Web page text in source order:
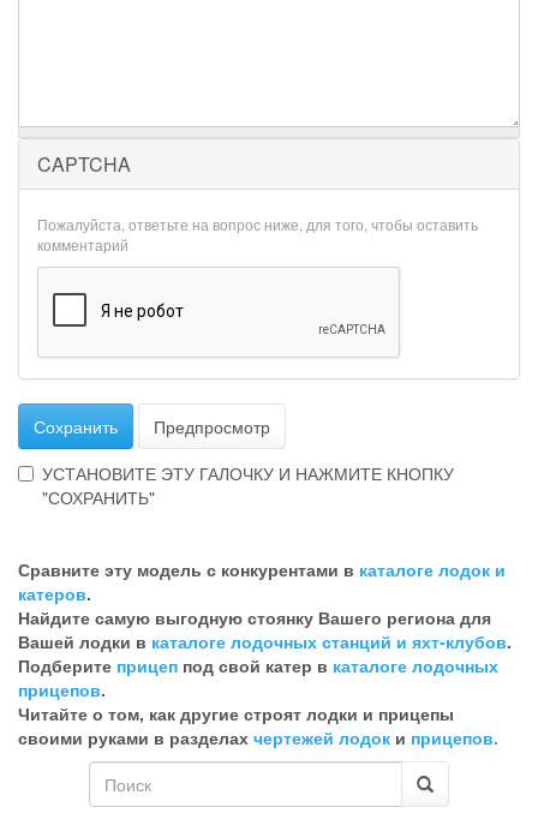
CAPTCHA
Пожалуйста, ответьте на вопрос ниже, для того, чтобы оставить
комментарий
Сохранить
Предпросмотр
УСТАНОВИТЕ ЭТУ ГАЛОЧКУ И НАЖМИТЕ КНОПКУ
"СОХРАНИТЬ"
говорит
о
том,
что
Вы
хотите
ненужный
комментарий
Сравните эту модель с конкурентами в каталоге лодок и
катеров.
Найдите самую выгодную стоянку Вашего региона для
Вашей лодки в каталоге лодочных станций и яхт-клубов.
Подберите прицеп под свой катер в каталоге лодочных
прицепов.
Читайте о том, как другие строят лодки и прицепы
своими руками в разделах чертежей лодок и прицепов.
Форма
поиска